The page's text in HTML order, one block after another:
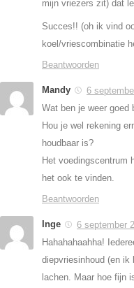
mijn vriezers zit) dat
Succes!! (oh ik vind
koel/vriescombinatie
Beantwoorden
Mandy
6
Wat ben je weer goed
Hou je wel rekening
houdbaar is?
Het voedingscentrum
het ook te vinden.
Beantwoorden
Inge
6 september
Hahahahaahha!
diepvriesinhoud (en
lachen. Maar hoe fijn